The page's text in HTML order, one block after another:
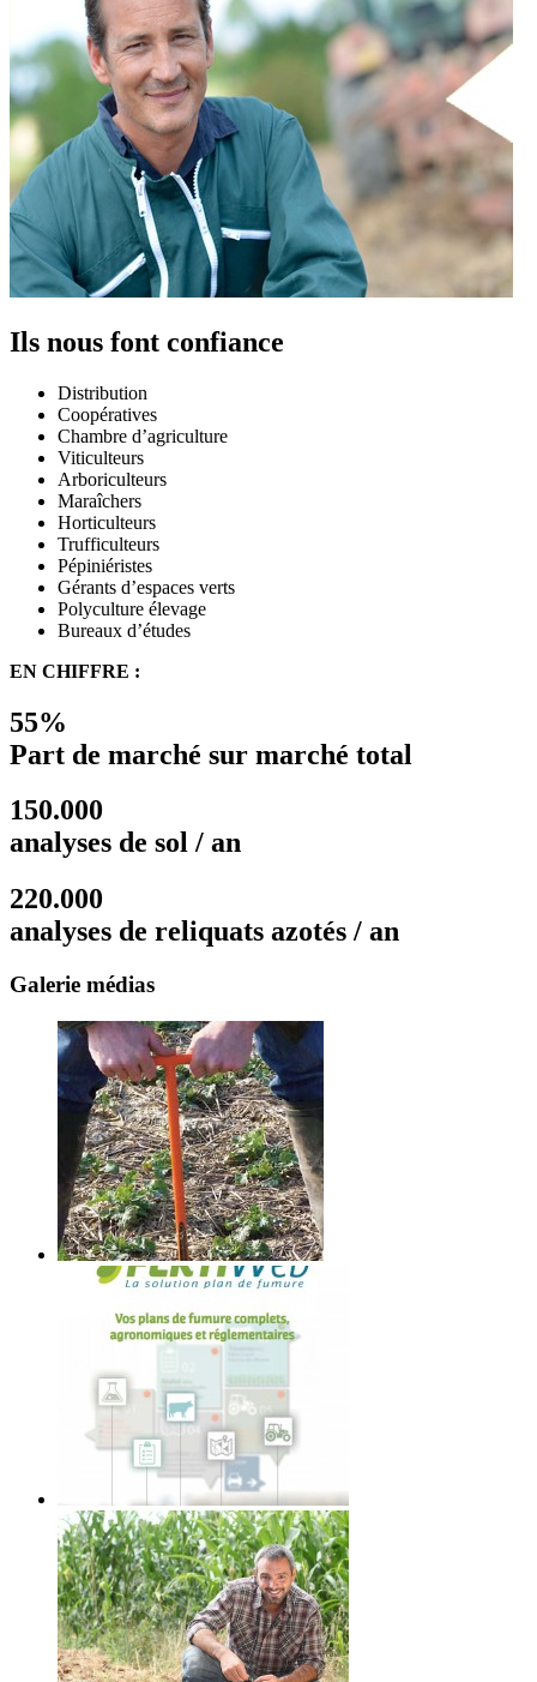
Ils nous font confiance
Distribution
Coopératives
Chambre d’agriculture
Viticulteurs
Arboriculteurs
Maraîchers
Horticulteurs
Trufficulteurs
Pépiniéristes
Gérants d’espaces verts
Polyculture élevage
Bureaux d’études
EN CHIFFRE :
55%
Part de marché sur marché total
150.000
analyses de sol / an
220.000
analyses de reliquats azotés / an
Galerie médias